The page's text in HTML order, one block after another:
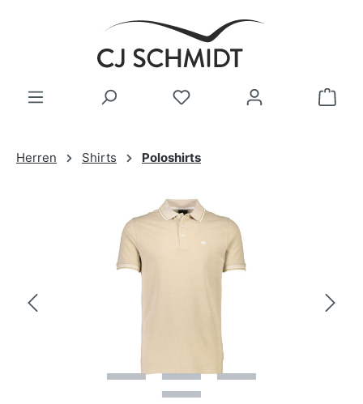
Zum Hauptinhalt springen
Herren Shirts Poloshirts
Bildergalerie überspringen